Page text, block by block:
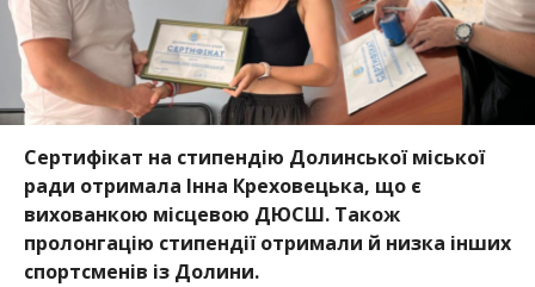
Сертифікат на стипендію Долинської міської
ради отримала Інна Креховецька, що є
вихованкою місцевою ДЮСШ. Також
пролонгацію стипендії отримали й низка інших
спортсменів із Долини.